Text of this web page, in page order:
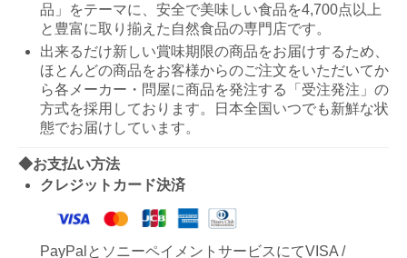
品」をテーマに、安全で美味しい食品を4,700点以上
と豊富に取り揃えた自然食品の専門店です。
出来るだけ新しい賞味期限の商品をお届けするため、
ほとんどの商品をお客様からのご注文をいただいてか
ら各メーカー・問屋に商品を発注する「受注発注」の
方式を採用しております。日本全国いつでも新鮮な状
態でお届けしています。
◆お支払い方法
クレジットカード決済
PayPalとソニーペイメントサービスにてVISA /